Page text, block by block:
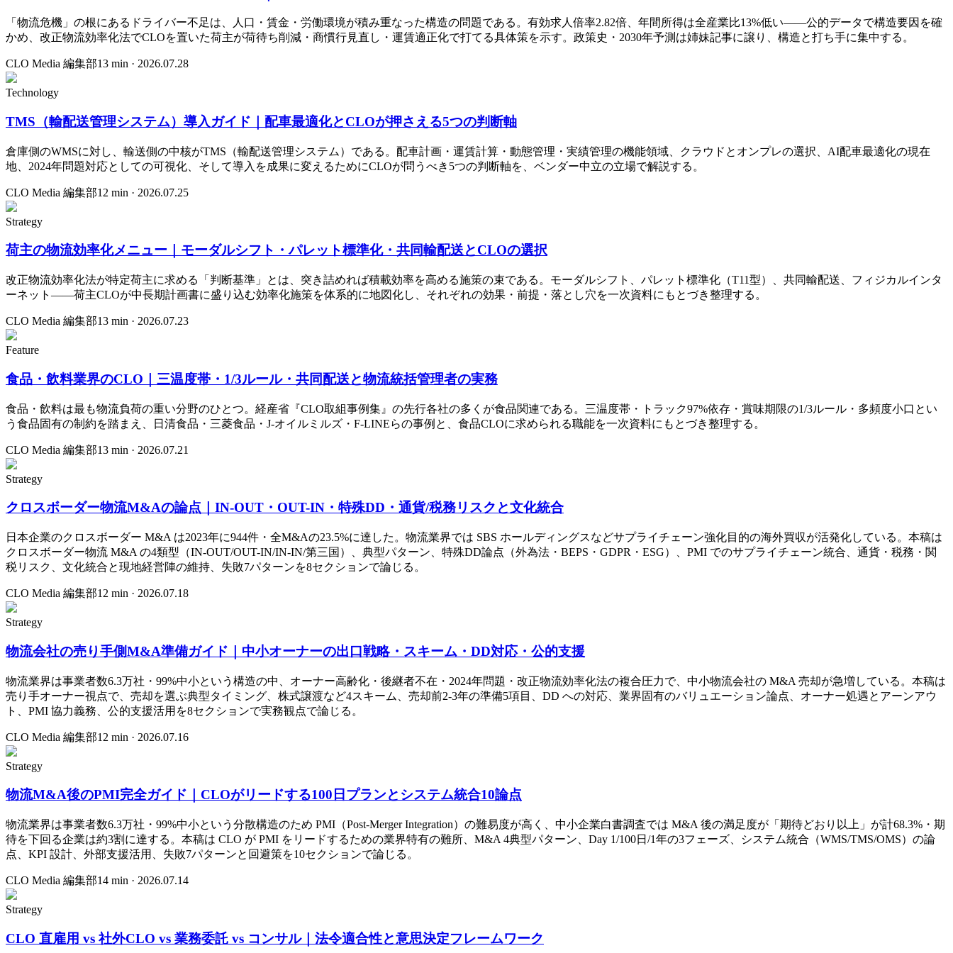
「物流危機」の根にあるドライバー不足は、人口・賃金・労働環境が積み重なった構造の問題である。有効求人倍率2.82倍、年間所得は全産業比13%低い——公的データで構造要因を確
かめ、改正物流効率化法でCLOを置いた荷主が荷待ち削減・商慣行見直し・運賃適正化で打てる具体策を示す。政策史・2030年予測は姉妹記事に譲り、構造と打ち手に集中する。
CLO Media 編集部13 min · 2026.07.28
Technology
TMS（輸配送管理システム）導入ガイド｜配車最適化とCLOが押さえる5つの判断軸
倉庫側のWMSに対し、輸送側の中核がTMS（輸配送管理システム）である。配車計画・運賃計算・動態管理・実績管理の機能領域、クラウドとオンプレの選択、AI配車最適化の現在
地、2024年問題対応としての可視化、そして導入を成果に変えるためにCLOが問うべき5つの判断軸を、ベンダー中立の立場で解説する。
CLO Media 編集部12 min · 2026.07.25
Strategy
荷主の物流効率化メニュー｜モーダルシフト・パレット標準化・共同輸配送とCLOの選択
改正物流効率化法が特定荷主に求める「判断基準」とは、突き詰めれば積載効率を高める施策の束である。モーダルシフト、パレット標準化（T11型）、共同輸配送、フィジカルインタ
ーネット——荷主CLOが中長期計画書に盛り込む効率化施策を体系的に地図化し、それぞれの効果・前提・落とし穴を一次資料にもとづき整理する。
CLO Media 編集部13 min · 2026.07.23
Feature
食品・飲料業界のCLO｜三温度帯・1/3ルール・共同配送と物流統括管理者の実務
食品・飲料は最も物流負荷の重い分野のひとつ。経産省『CLO取組事例集』の先行各社の多くが食品関連である。三温度帯・トラック97%依存・賞味期限の1/3ルール・多頻度小口とい
う食品固有の制約を踏まえ、日清食品・三菱食品・J-オイルミルズ・F-LINEらの事例と、食品CLOに求められる職能を一次資料にもとづき整理する。
CLO Media 編集部13 min · 2026.07.21
Strategy
クロスボーダー物流M&Aの論点｜IN-OUT・OUT-IN・特殊DD・通貨/税務リスクと文化統合
日本企業のクロスボーダー M&A は2023年に944件・全M&Aの23.5%に達した。物流業界では SBS ホールディングスなどサプライチェーン強化目的の海外買収が活発化している。本稿は
クロスボーダー物流 M&A の4類型（IN-OUT/OUT-IN/IN-IN/第三国）、典型パターン、特殊DD論点（外為法・BEPS・GDPR・ESG）、PMI でのサプライチェーン統合、通貨・税務・関
税リスク、文化統合と現地経営陣の維持、失敗7パターンを8セクションで論じる。
CLO Media 編集部12 min · 2026.07.18
Strategy
物流会社の売り手側M&A準備ガイド｜中小オーナーの出口戦略・スキーム・DD対応・公的支援
物流業界は事業者数6.3万社・99%中小という構造の中、オーナー高齢化・後継者不在・2024年問題・改正物流効率化法の複合圧力で、中小物流会社の M&A 売却が急増している。本稿は
売り手オーナー視点で、売却を選ぶ典型タイミング、株式譲渡など4スキーム、売却前2-3年の準備5項目、DD への対応、業界固有のバリュエーション論点、オーナー処遇とアーンアウ
ト、PMI 協力義務、公的支援活用を8セクションで実務観点で論じる。
CLO Media 編集部12 min · 2026.07.16
Strategy
物流M&A後のPMI完全ガイド｜CLOがリードする100日プランとシステム統合10論点
物流業界は事業者数6.3万社・99%中小という分散構造のため PMI（Post-Merger Integration）の難易度が高く、中小企業白書調査では M&A 後の満足度が「期待どおり以上」が計68.3%・期
待を下回る企業は約3割に達する。本稿は CLO が PMI をリードするための業界特有の難所、M&A 4典型パターン、Day 1/100日/1年の3フェーズ、システム統合（WMS/TMS/OMS）の論
点、KPI 設計、外部支援活用、失敗7パターンと回避策を10セクションで論じる。
CLO Media 編集部14 min · 2026.07.14
Strategy
CLO 直雇用 vs 社外CLO vs 業務委託 vs コンサル｜法令適合性と意思決定フレームワーク